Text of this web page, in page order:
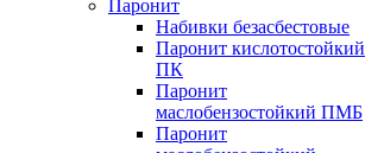
Паронит
Набивки безасбестовые
Паронит кислотостойкий
ПК
Паронит
маслобензостойкий ПМБ
Паронит